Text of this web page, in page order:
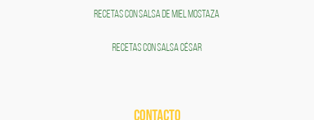
RECETAS CON SALSA DE MIEL MOSTAZA
RECETAS CON SALSA CÉSAR
CONTACTO